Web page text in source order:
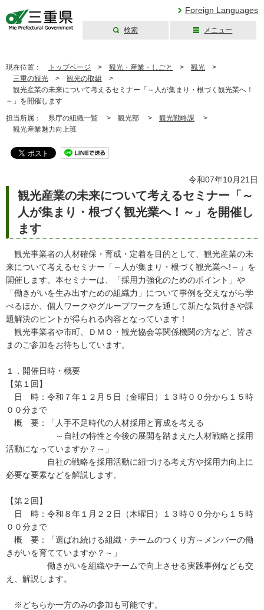
Foreign Languages
検索 メニュー
現在位置： トップページ > 観光・産業・しごと > 観光 >
三重の観光 > 観光の取組
>
観光産業の未来について考えるセミナー「～人が集まり・根づく観光業へ！
～」を開催します
担当所属： 県庁の組織一覧 > 観光部 > 観光戦略課 >
観光産業魅力向上班
令和07年10月21日
観光産業の未来について考えるセミナー「～
人が集まり・根づく観光業へ！～」を開催し
ます
観光事業者の人材確保・育成・定着を目的として、観光産業の未
来について考えるセミナー「～人が集まり・根づく観光業へ!～」を
開催します。本セミナーは、「採用力強化のためのポイント」や
「働きがいを生み出すための組織力」について事例を交えながら学
べるほか、個人ワークやグループワークを通して新たな気付きや課
題解決のヒントが得られる内容となっています！
観光事業者や市町、ＤＭＯ・観光協会等関係機関の方など、皆さ
まのご参加をお待ちしています。
１．開催日時・概要
【第１回】
日 時：令和７年１２月５日（金曜日）１３時００分から１５時
００分まで
概 要：「人手不足時代の人材採用と育成を考える
～自社の特性と今後の展開を踏まえた人材戦略と採用
活動になっていますか？～」
自社の戦略を採用活動に紐づける考え方や採用力向上に
必要な要素などを解説します。
【第２回】
日 時：令和８年１月２２日（木曜日）１３時００分から１５時
００分まで
概 要：「選ばれ続ける組織・チームのつくり方～メンバーの働
きがいを育てていますか？～」
働きがいを組織やチームで向上させる実践事例なども交
え、解説します。
※どちらか一方のみの参加も可能です。